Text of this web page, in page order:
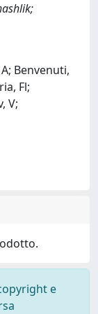
Benvenuti,
Fl;
V;
e